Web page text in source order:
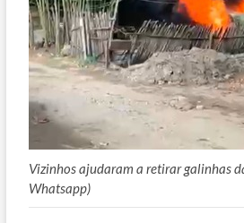
Vizinhos ajudaram a retirar galinhas
Whatsapp)